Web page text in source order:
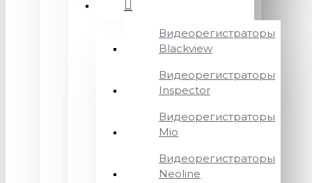
Видеорегистраторы
Blackview
Видеорегистраторы
Inspector
Видеорегистраторы
Mio
Видеорегистраторы
Neoline